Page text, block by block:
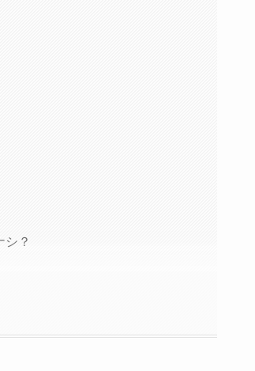
シ？